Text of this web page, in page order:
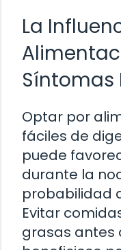
La
Optar por
fáciles de
puede
durante la
probabilidad
Evitar
grasas antes